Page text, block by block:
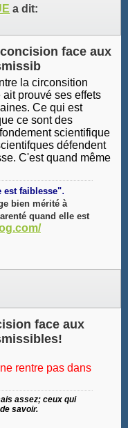
a dit:
face aux
la circonsition
prouvé ses effets
Ce qui est
ce sont des
scientifique
défendent
C'est quand même
est faiblesse".
bien mérité à
quand elle est
face aux
rentre pas dans
assez; ceux qui
savoir.